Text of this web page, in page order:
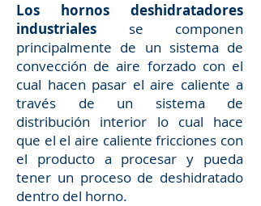
Los hornos deshidratadores
industriales se componen
principalmente de un sistema de
convección de aire forzado con el
cual hacen pasar el aire caliente a
través de un sistema de
distribución interior lo cual hace
que el el aire caliente fricciones con
el producto a procesar y pueda
tener un proceso de deshidratado
dentro del horno.